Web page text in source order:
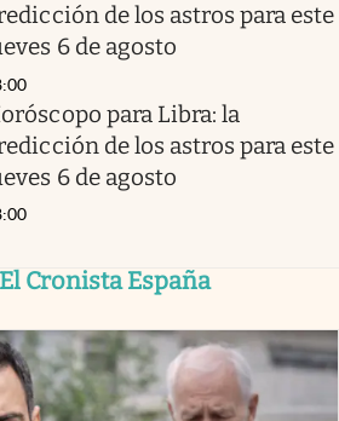
de los astros para este
6 de agosto
para Libra: la
de los astros para este
6 de agosto
Cronista España